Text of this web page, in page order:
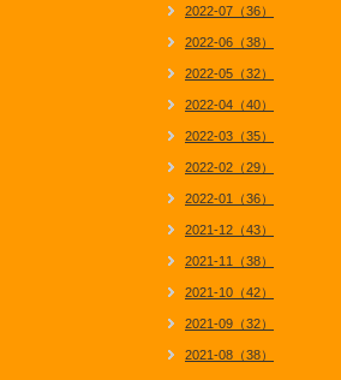
2022-07（36）
2022-06（38）
2022-05（32）
2022-04（40）
2022-03（35）
2022-02（29）
2022-01（36）
2021-12（43）
2021-11（38）
2021-10（42）
2021-09（32）
2021-08（38）